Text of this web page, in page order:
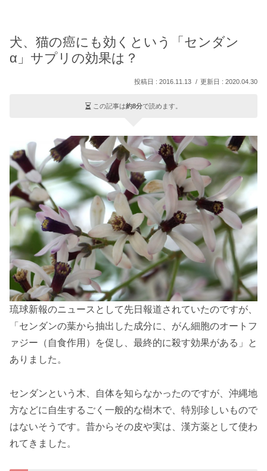
犬、猫の癌にも効くという「センダン
α」サプリの効果は？
2016.11.13 2020.04.30
この記事は約8分で読めます。
琉球新報のニュースとして先日報道されていたのですが、
「センダンの葉から抽出した成分に、がん細胞のオートフ
ァジー（自食作用）を促し、最終的に殺す効果がある」と
ありました。
センダンという木、自体を知らなかったのですが、沖縄地
方などに自生するごく一般的な樹木で、特別珍しいもので
はないそうです。昔からその皮や実は、漢方薬として使わ
れてきました。